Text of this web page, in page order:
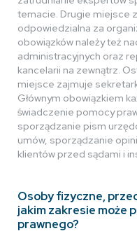
temacie. Drugie miejsce
odpowiedzialna za
obowiązków należy też
administracyjnych oraz
kancelarii na zewnątrz.
miejsce zajmuje
Głównym obowiązkiem
świadczenie pomocy
sporządzanie pism
umów, sporządzanie
klientów przed sądami i
Osoby fizyczne,
jakim zakresie może
prawnego?